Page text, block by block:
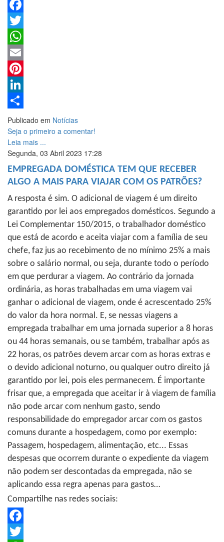
Facebook
Twitter
WhatsApp
Email
Pinterest
LinkedIn
Share
Publicado em Notícias
Seja o primeiro a comentar!
Leia mais ...
Segunda, 03 Abril 2023 17:28
EMPREGADA DOMÉSTICA TEM QUE RECEBER
ALGO A MAIS PARA VIAJAR COM OS PATRÕES?
A resposta é sim. O adicional de viagem é um direito
garantido por lei aos empregados domésticos. Segundo a
Lei Complementar 150/2015, o trabalhador doméstico
que está de acordo e aceita viajar com a família de seu
chefe, faz jus ao recebimento de no mínimo 25% a mais
sobre o salário normal, ou seja, durante todo o período
em que perdurar a viagem. Ao contrário da jornada
ordinária, as horas trabalhadas em uma viagem vai
ganhar o adicional de viagem, onde é acrescentado 25%
do valor da hora normal. E, se nessas viagens a
empregada trabalhar em uma jornada superior a 8 horas
ou 44 horas semanais, ou se também, trabalhar após as
22 horas, os patrões devem arcar com as horas extras e
o devido adicional noturno, ou qualquer outro direito já
garantido por lei, pois eles permanecem. É importante
frisar que, a empregada que aceitar ir à viagem de família
não pode arcar com nenhum gasto, sendo
responsabilidade do empregador arcar com os gastos
comuns durante a hospedagem, como por exemplo:
Passagem, hospedagem, alimentação, etc... Essas
despesas que ocorrem durante o expediente da viagem
não podem ser descontadas da empregada, não se
aplicando essa regra apenas para gastos…
Compartilhe nas redes sociais:
Facebook